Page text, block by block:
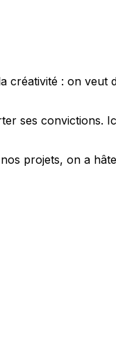
créativité : on veut
ses convictions.
projets, on a